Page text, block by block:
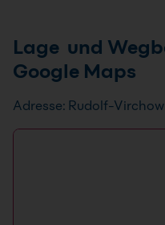
150 Mbit/s Upload,
Internetanbindung,
Vernetzung + WLAN.
unseren Systemen
einem Parkhaus oder
Lage und
Google Maps
Adresse: Rudolf-